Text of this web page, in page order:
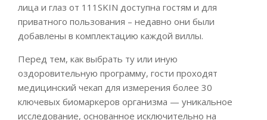
лица и глаз от 111SKIN доступна гостям и для
приватного пользования – недавно они были
добавлены в комплектацию каждой виллы.
Перед тем, как выбрать ту или иную
оздоровительную программу, гости проходят
медицинский чекап для измерения более 30
ключевых биомаркеров организма — уникальное
исследование, основанное исключительно на